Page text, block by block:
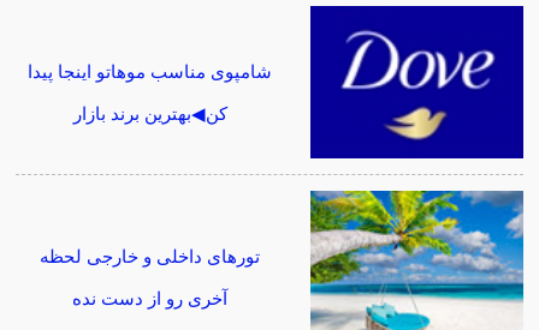
شامپوی مناسب موهاتو اینجا پیدا
کن◀بهترین برند بازار
تورهای داخلی و خارجی لحظه
آخری رو از دست نده